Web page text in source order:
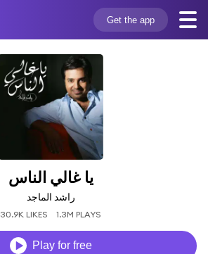
Get the app
يا غالي الناس
راشد الماجد
30.9K LIKES 1.3M PLAYS
Play for free